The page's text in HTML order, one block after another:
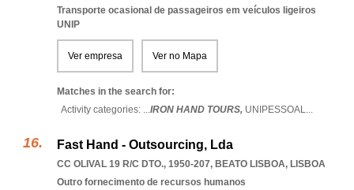
Transporte ocasional de passageiros em veículos ligeiros
UNIP
Ver empresa Ver no Mapa
Matches in the search for:
Activity categories: ...IRON HAND TOURS, UNIPESSOAL...
Fast Hand - Outsourcing, Lda
CC OLIVAL 19 R/C DTO., 1950-207, BEATO LISBOA, LISBOA
Outro fornecimento de recursos humanos